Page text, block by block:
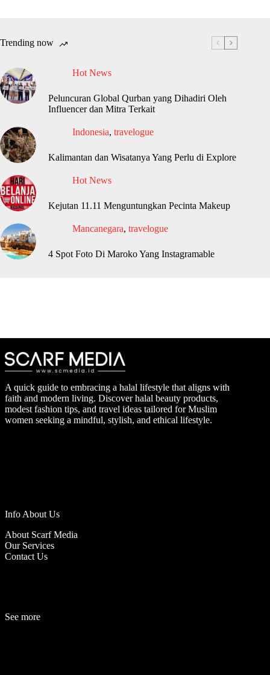
Trending now
Hot News
Peluncuran Global Qurban yang Dihadiri Oleh
Influencer dan Mitra Terkait
Indonesia, travelogue
Kalimantan dan Wisatanya Yang Perlu di Explore
Hot News
Kejutan 11.11 Menguntungkan Pecinta Makeup
Mancanegara, travelogue
4 Spot Foto Di Maroko Yang Instagramable
A quick guide to embracing a halal lifestyle that aligns with
faith and modern living. Discover halal beauty products,
modest fashion tips, and travel ideas tailored for Muslim
women seeking a mindful, stylish, and ethical lifestyle.
Info About Us
About Scarf Media
Our Services
Contact Us
See more